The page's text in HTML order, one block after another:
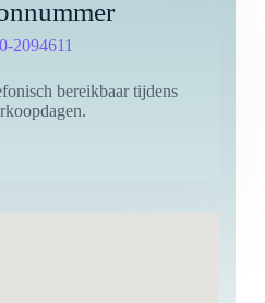
2094611
bereikbaar tijdens